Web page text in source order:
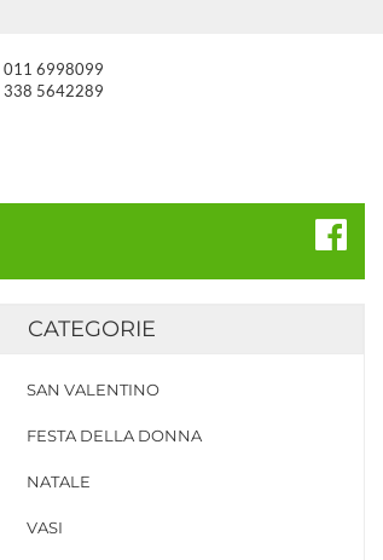
011 6998099
338 5642289
CATEGORIE
SAN VALENTINO
FESTA DELLA DONNA
NATALE
VASI